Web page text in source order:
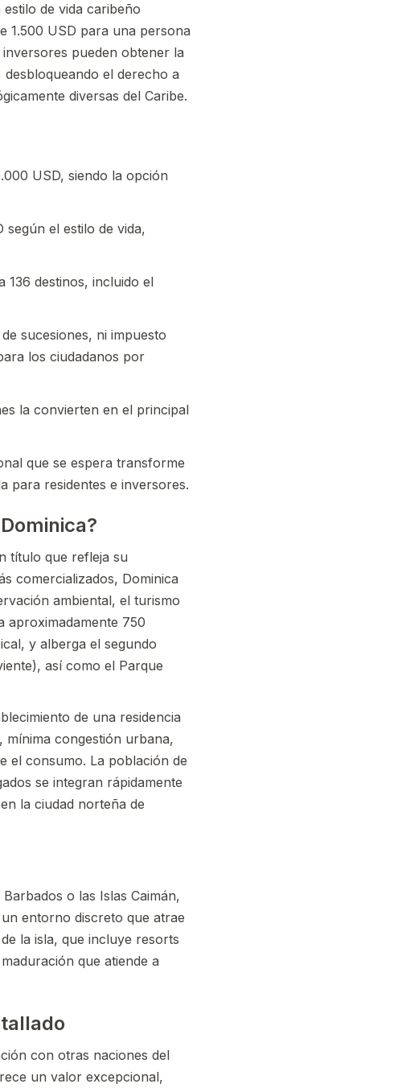
de vida caribeño
1.500 USD para una persona
inversores pueden obtener la
el derecho a
diversas del Caribe.
USD, siendo la opción
según el estilo de vida,
136 destinos, incluido el
sucesiones, ni impuesto
los ciudadanos por
la convierten en el principal
que se espera transforme
para residentes e inversores.
título que refleja su
comercializados, Dominica
ambiental, el turismo
aproximadamente 750
y alberga el segundo
así como el Parque
de una residencia
mínima congestión urbana,
el consumo. La población de
se integran rápidamente
la ciudad norteña de
o las Islas Caimán,
entorno discreto que atrae
la isla, que incluye resorts
que atiende a
con otras naciones del
un valor excepcional,